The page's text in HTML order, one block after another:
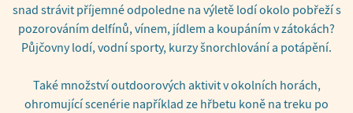
snad strávit příjemné odpoledne na výletě lodí okolo pobřeží s
pozorováním delfínů, vínem, jídlem a koupáním v zátokách?
Půjčovny lodí, vodní sporty, kurzy šnorchlování a potápění.
Také množství outdoorových aktivit v okolních horách,
ohromující scenérie například ze hřbetu koně na treku po